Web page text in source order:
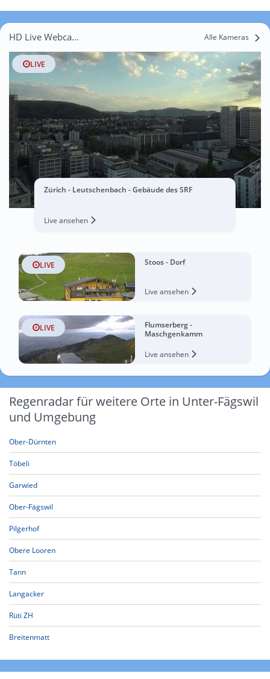
HD Live Webcams Unter-Fägswil Alle Kameras
LIVE
Zürich - Leutschenbach - Gebäude des SRF
Live ansehen
LIVE Stoos - Dorf
Live ansehen
LIVE
Flumserberg -
Maschgenkamm
Live ansehen
Regenradar für weitere Orte in Unter-Fägswil
und Umgebung
Ober-Dürnten
Töbeli
Garwied
Ober-Fägswil
Pilgerhof
Obere Looren
Tann
Langacker
Rüti ZH
Breitenmatt